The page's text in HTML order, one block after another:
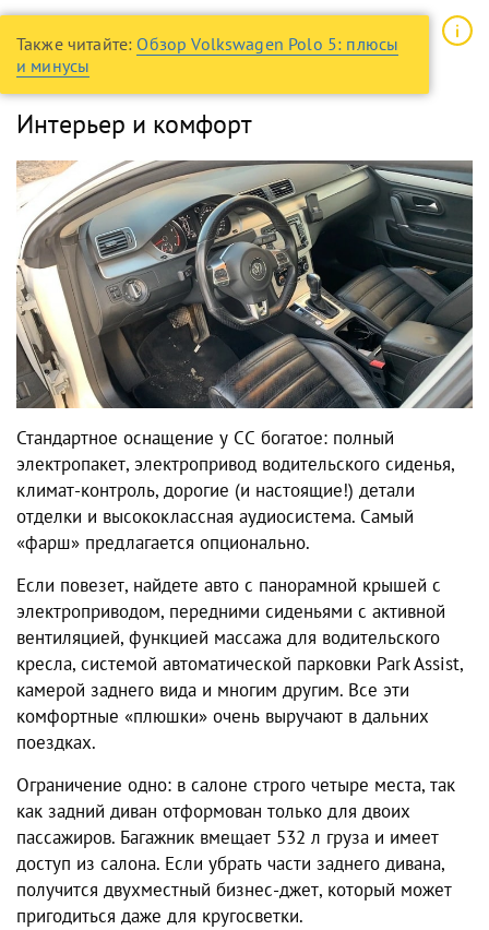
Также читайте: Обзор Volkswagen Polo 5: плюсы
и минусы
Интерьер и комфорт
Стандартное оснащение у СС богатое: полный
электропакет, электропривод водительского сиденья,
климат-контроль, дорогие (и настоящие!) детали
отделки и высококлассная аудиосистема. Самый
«фарш» предлагается опционально.
Если повезет, найдете авто с панорамной крышей с
электроприводом, передними сиденьями с активной
вентиляцией, функцией массажа для водительского
кресла, системой автоматической парковки Park Assist,
камерой заднего вида и многим другим. Все эти
комфортные «плюшки» очень выручают в дальних
поездках.
Ограничение одно: в салоне строго четыре места, так
как задний диван отформован только для двоих
пассажиров. Багажник вмещает 532 л груза и имеет
доступ из салона. Если убрать части заднего дивана,
получится двухместный бизнес-джет, который может
пригодиться даже для кругосветки.